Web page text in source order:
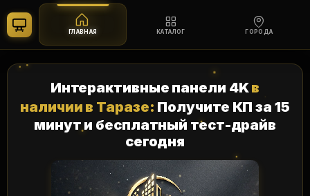
содержимомуИнтерактивные панели 4Kв
наличии в Таразе: Получите КП за 15
минут и бесплатный тест-драйв
сегодня
ГЛАВНАЯ КАТАЛОГ ГОРОДА